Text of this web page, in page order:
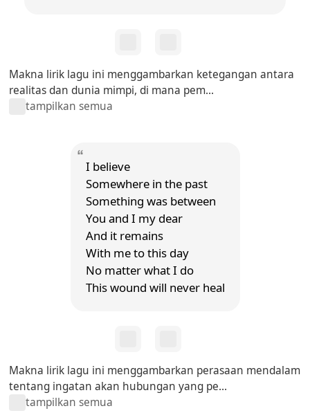
Makna lirik lagu ini menggambarkan ketegangan antara
realitas dan dunia mimpi, di mana pem...
tampilkan semua
I believe
Somewhere in the past
Something was between
You and I my dear
And it remains
With me to this day
No matter what I do
This wound will never heal
Makna lirik lagu ini menggambarkan perasaan mendalam
tentang ingatan akan hubungan yang pe...
tampilkan semua